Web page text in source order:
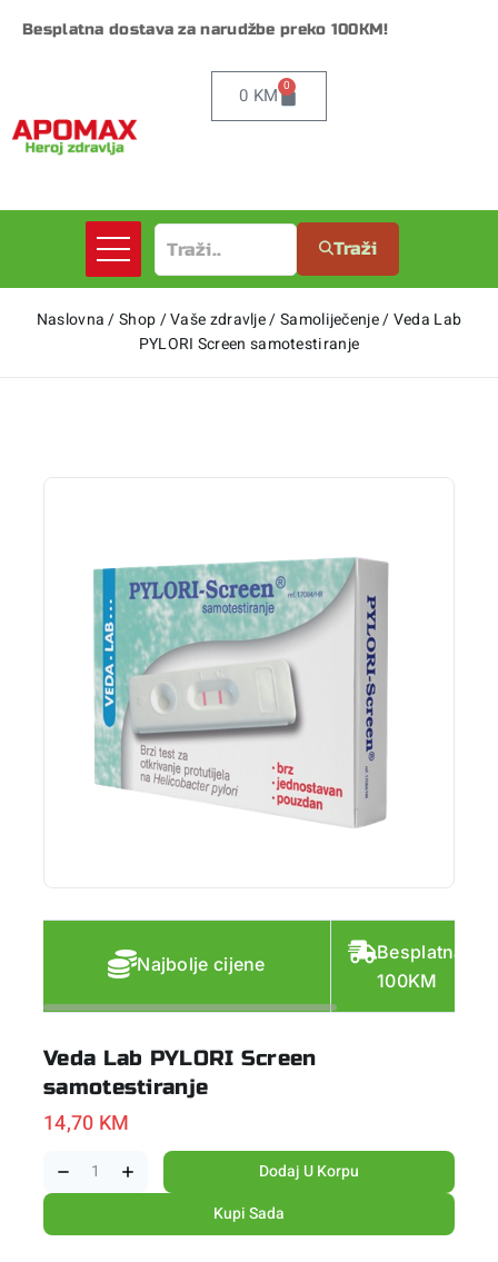
Besplatna dostava za narudžbe preko 100KM!
0 KM 0
Traži
Naslovna /Shop/Vaše zdravlje/Samoliječenje/Veda Lab
PYLORI Screen samotestiranje
Najbolje cijene
Besplatna
100KM
Veda Lab PYLORI Screen
samotestiranje
14,70 KM
Dodaj U Korpu
Kupi Sada